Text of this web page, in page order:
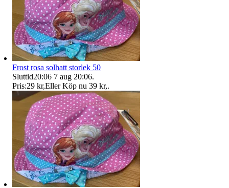
Frost rosa solhatt storlek 50
Sluttid20:06 7 aug 20:06.
Pris:29 kr,Eller Köp nu 39 kr,.